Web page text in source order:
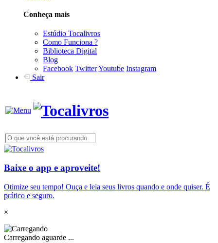
Conheça mais
Estúdio Tocalivros
Como Funciona ?
Biblioteca Digital
Blog
Facebook TwitterYoutube Instagram
Sair
Baixe o app e aproveite!
Otimize seu tempo! Ouça e leia seus livros quando e onde quiser. É
prático e seguro.
×
Carregando aguarde ...